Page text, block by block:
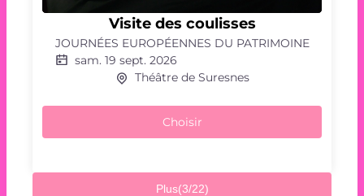
Visite
coulisses
Visite des coulisses
JOURNÉES EUROPÉENNES DU PATRIMOINE
sam. 19 sept. 2026
Théâtre de Suresnes
Choisir
Plus(3/22)